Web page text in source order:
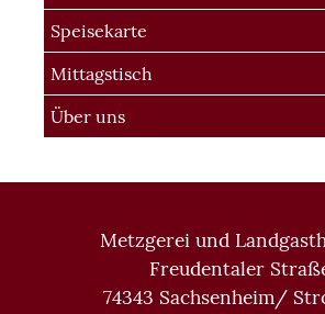
Speisekarte
Mittagstisch
Über uns
Metzgerei und
Freudentaler
74343 Sachsenheim/